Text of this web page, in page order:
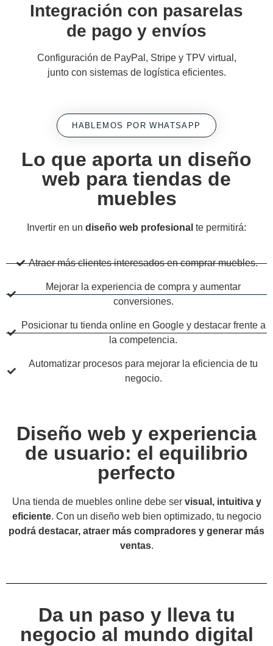
Integración con pasarelas
de pago y envíos
Configuración de PayPal, Stripe y TPV virtual,
junto con sistemas de logística eficientes.
HABLEMOS POR WHATSAPP
Lo que aporta un diseño
web para tiendas de
muebles
Invertir en un diseño web profesional te permitirá:
Atraer más clientes interesados en comprar muebles.
Mejorar la experiencia de compra y aumentar
conversiones.
Posicionar tu tienda online en Google y destacar frente a
la competencia.
Automatizar procesos para mejorar la eficiencia de tu
negocio.
Diseño web y experiencia
de usuario: el equilibrio
perfecto
Una tienda de muebles online debe ser visual, intuitiva y
eficiente. Con un diseño web bien optimizado, tu negocio
podrá destacar, atraer más compradores y generar más
ventas.
Da un paso y lleva tu
negocio al mundo digital